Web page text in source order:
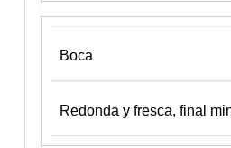
Boca
Redonda y fresca, final